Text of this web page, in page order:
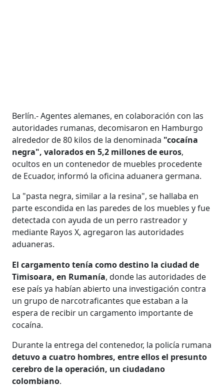
Berlín.- Agentes alemanes, en colaboración con las
autoridades rumanas, decomisaron en Hamburgo
alrededor de 80 kilos de la denominada "cocaína
negra", valorados en 5,2 millones de euros,
ocultos en un contenedor de muebles procedente
de Ecuador, informó la oficina aduanera germana.
La "pasta negra, similar a la resina", se hallaba en
parte escondida en las paredes de los muebles y fue
detectada con ayuda de un perro rastreador y
mediante Rayos X, agregaron las autoridades
aduaneras.
El cargamento tenía como destino la ciudad de
Timisoara, en Rumanía, donde las autoridades de
ese país ya habían abierto una investigación contra
un grupo de narcotraficantes que estaban a la
espera de recibir un cargamento importante de
cocaína.
Durante la entrega del contenedor, la policía rumana
detuvo a cuatro hombres, entre ellos el presunto
cerebro de la operación, un ciudadano
colombiano.